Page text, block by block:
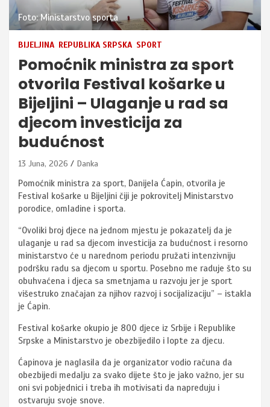
Foto: Ministarstvo sporta
BIJELJINA REPUBLIKA SRPSKA SPORT
Pomoćnik ministra za sport
otvorila Festival košarke u
Bijeljini – Ulaganje u rad sa
djecom investicija za
budućnost
13 Juna, 2026 Danka
Pomoćnik ministra za sport, Danijela Ćapin, otvorila je
Festival košarke u Bijeljini čiji je pokrovitelj Ministarstvo
porodice, omladine i sporta.
“Ovoliki broj djece na jednom mjestu je pokazatelj da je
ulaganje u rad sa djecom investicija za budućnost i resorno
ministarstvo će u narednom periodu pružati intenzivniju
podršku radu sa djecom u sportu. Posebno me raduje što su
obuhvaćena i djeca sa smetnjama u razvoju jer je sport
višestruko značajan za njihov razvoj i socijalizaciju” – istakla
je Ćapin.
Festival košarke okupio je 800 djece iz Srbije i Republike
Srpske a Ministarstvo je obezbijedilo i lopte za djecu.
Ćapinova je naglasila da je organizator vodio računa da
obezbijedi medalju za svako dijete što je jako važno, jer su
oni svi pobjednici i treba ih motivisati da napreduju i
ostvaruju svoje snove.